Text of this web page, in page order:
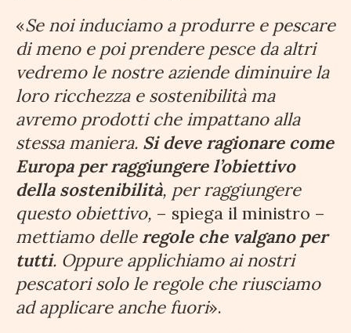
«Se noi induciamo a produrre e pescare
di meno e poi prendere pesce da altri
vedremo le nostre aziende diminuire la
loro ricchezza e sostenibilità ma
avremo prodotti che impattano alla
stessa maniera. Si deve ragionare come
Europa per raggiungere l’obiettivo
della sostenibilità, per raggiungere
questo obiettivo, – spiega il ministro –
mettiamo delle regole che valgano per
tutti. Oppure applichiamo ai nostri
pescatori solo le regole che riusciamo
ad applicare anche fuori».